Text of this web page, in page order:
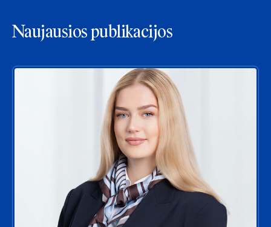
Naujausios publikacijos